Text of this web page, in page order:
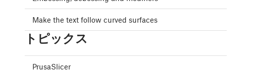
Make the text follow curved surfaces
トピックス
PrusaSlicer